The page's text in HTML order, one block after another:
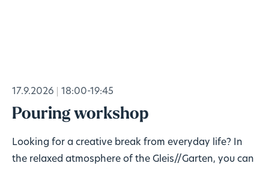
17.9.2026 18:00-19:45
Pouring workshop
Looking for a creative break from everyday life? In
the relaxed atmosphere of the Gleis//Garten, you can